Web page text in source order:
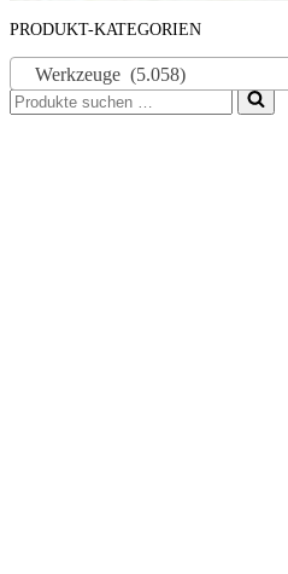
PRODUKT-KATEGORIEN
Werkzeuge (5.058)
Suchen
nach …